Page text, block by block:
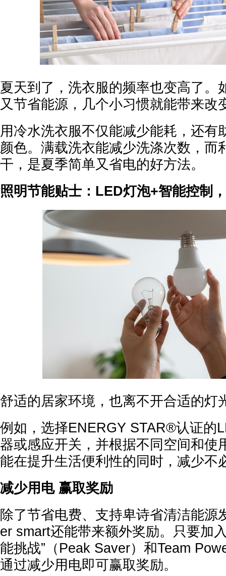
夏天到了，洗衣服的频率也变高了。
又节省能源，几个小习惯就能带来改
用冷水洗衣服不仅能减少能耗，还有
颜色。满载洗衣能减少洗涤次数，而
干，是夏季简单又省电的好方法。
照明节能贴士：LED灯泡+智能控制
舒适的居家环境，也离不开合适的灯
例如，选择ENERGY STAR®认证的
器或感应开关，并根据不同空间和使
能在提升生活便利性的同时，减少不
减少用电 赢取奖励
除了节省电费、支持卑诗省清洁能源
er smart还能带来额外奖励。只要加
能挑战”（Peak Saver）和Team
通过减少用电即可赢取奖励。